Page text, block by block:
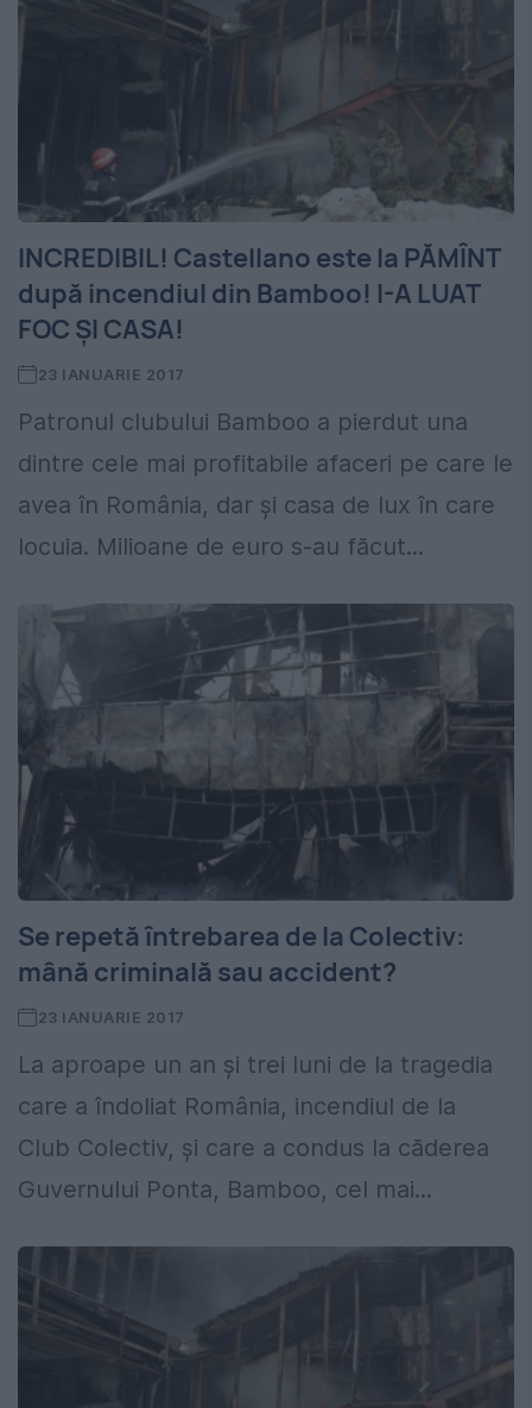
INCREDIBIL! Castellano este la PĂMÎNT
după incendiul din Bamboo! I-A LUAT
FOC ŞI CASA!
23 IANUARIE 2017
Patronul clubului Bamboo a pierdut una
dintre cele mai profitabile afaceri pe care le
avea în România, dar şi casa de lux în care
locuia. Milioane de euro s-au făcut...
Se repetă întrebarea de la Colectiv:
mână criminală sau accident?
23 IANUARIE 2017
La aproape un an și trei luni de la tragedia
care a îndoliat România, incendiul de la
Club Colectiv, și care a condus la căderea
Guvernului Ponta, Bamboo, cel mai...